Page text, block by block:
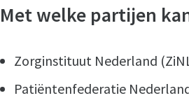
Met welke partijen
Zorginstituut Nederland
Patiëntenfederatie